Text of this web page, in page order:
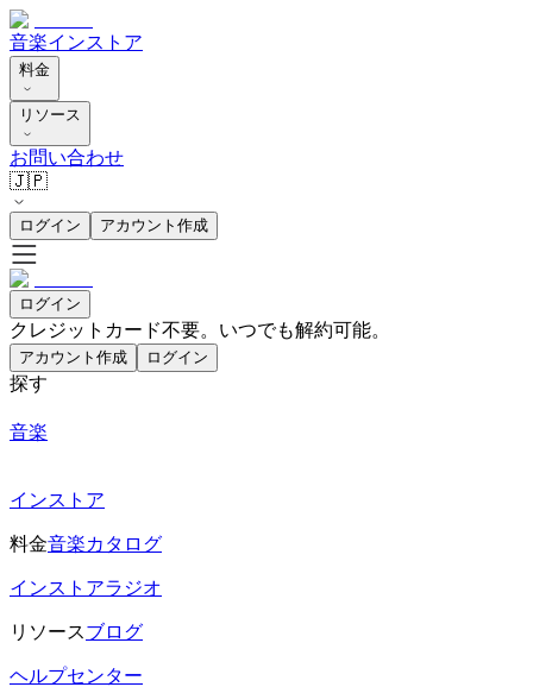
音楽インストア
料金
リソース
お問い合わせ
🇯🇵
ログイン アカウント作成
ログイン
クレジットカード不要。いつでも解約可能。
アカウント作成 ログイン
探す
音楽
インストア
料金音楽カタログ
インストアラジオ
リソースブログ
ヘルプセンター